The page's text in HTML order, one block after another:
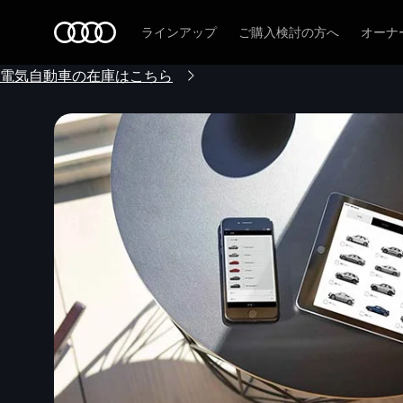
ラインアップ ご購入検討の方へ オーナ
電気自動車の在庫はこちら